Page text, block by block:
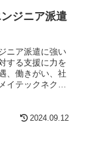
ジニア派遣
ニア派遣に強い
する支援に力を
、働きがい、社
イテックネクス
2024.09.12